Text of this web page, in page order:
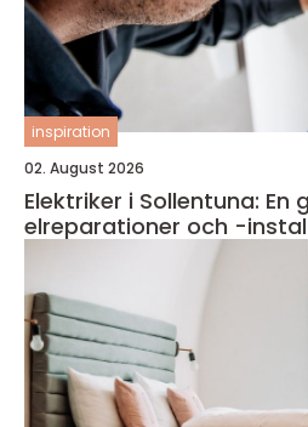
inspiration
02. August 2026
Elektriker i Sollentuna: En
elreparationer och -